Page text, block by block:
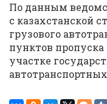
По данным
с казахстанской
грузового
пунктов
участке